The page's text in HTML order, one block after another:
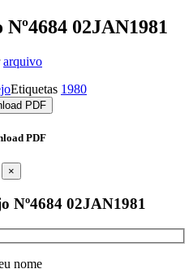
02JAN1981
arquivo
Etiquetas 1980
PDF
PDF
×
Nº4684 02JAN1981
nome